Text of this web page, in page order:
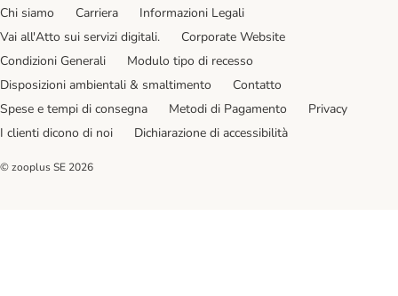
Chi siamo Carriera
Informazioni Legali
Vai all'Atto sui servizi digitali.
Corporate Website
Condizioni Generali
Modulo tipo di recesso
Disposizioni ambientali & smaltimento
Contatto
Spese e tempi di consegna
Metodi di Pagamento
Privacy
I clienti dicono di noi
Dichiarazione di accessibilità
© zooplus SE 2026